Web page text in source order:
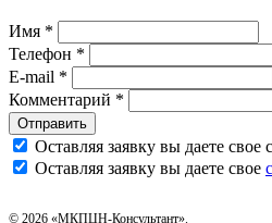
Имя *
Телефон *
E-mail *
Комментарий *
Отправить
Оставляя заявку вы даете
Оставляя заявку вы даете свое
© 2026 «МКПЦН-Консультант».